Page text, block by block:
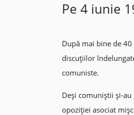
Pe 4 iunie
După mai bine de
discuțiilor
comuniste.
Deși comuniștii și-
opoziției asociat